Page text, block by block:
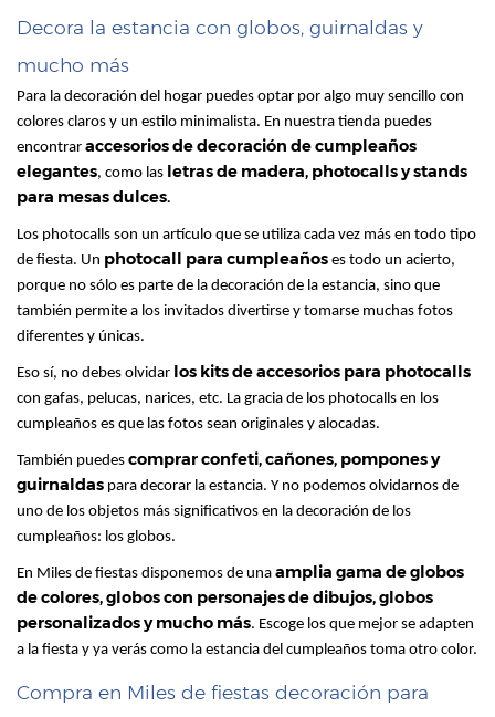
Decora la estancia con globos, guirnaldas y
mucho más
Para la decoración del hogar puedes optar por algo muy sencillo con
colores claros y un estilo minimalista. En nuestra tienda puedes
encontrar accesorios de decoración de cumpleaños
elegantes, como las letras de madera, photocalls y stands
para mesas dulces.
Los photocalls son un artículo que se utiliza cada vez más en todo tipo
de fiesta. Un photocall para cumpleaños es todo un acierto,
porque no sólo es parte de la decoración de la estancia, sino que
también permite a los invitados divertirse y tomarse muchas fotos
diferentes y únicas.
Eso sí, no debes olvidar los kits de accesorios para photocalls
con gafas, pelucas, narices, etc. La gracia de los photocalls en los
cumpleaños es que las fotos sean originales y alocadas.
También puedes comprar confeti, cañones, pompones y
guirnaldas para decorar la estancia. Y no podemos olvidarnos de
uno de los objetos más significativos en la decoración de los
cumpleaños: los globos.
En Miles de fiestas disponemos de una amplia gama de globos
de colores, globos con personajes de dibujos, globos
personalizados y mucho más. Escoge los que mejor se adapten
a la fiesta y ya verás como la estancia del cumpleaños toma otro color.
Compra en Miles de fiestas decoración para